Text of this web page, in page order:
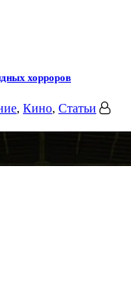
хорроров
, Кино, Статьи